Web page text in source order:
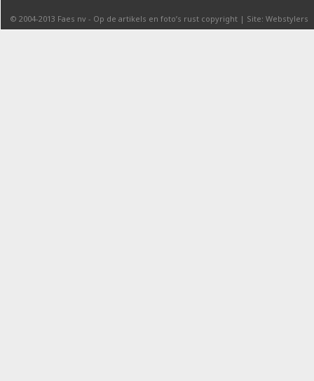
© 2004-2013 Faes nv - Op de artikels en foto’s rust copyright | Site: Webstylers